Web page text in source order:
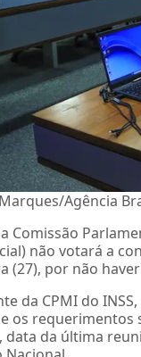
Agência
Comissão
não votará a
(27), por não
da CPMI do
os
data da última